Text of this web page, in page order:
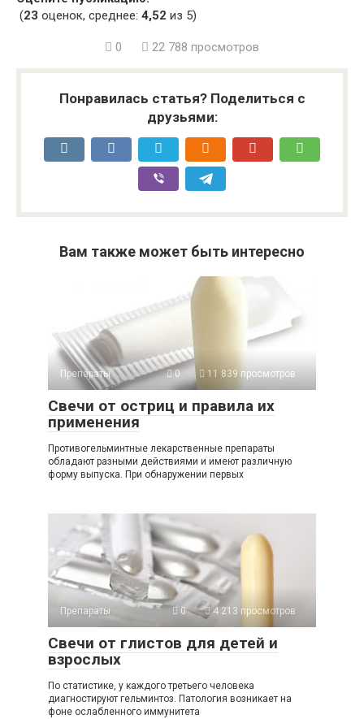
(23 оценок, среднее: 4,52 из 5)
0 22 788 просмотров
Понравилась статья? Поделиться с
друзьями:
Вам также может быть интересно
Препараты 0 11 839 просмотров
Свечи от остриц и правила их
применения
Противогельминтные лекарственные препараты
обладают разными действиями и имеют различную
форму выпуска. При обнаружении первых
Препараты 0 4 213 просмотров
Свечи от глистов для детей и
взрослых
По статистике, у каждого третьего человека
диагностируют гельминтоз. Патология возникает на
фоне ослабленного иммунитета